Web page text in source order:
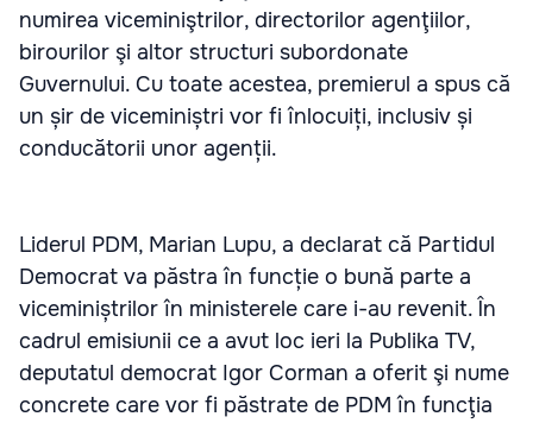
numirea viceminiştrilor, directorilor agenţiilor,
birourilor şi altor structuri subordonate
Guvernului. Cu toate acestea, premierul a spus că
un șir de viceminiștri vor fi înlocuiți, inclusiv și
conducătorii unor agenții.
Liderul PDM, Marian Lupu, a declarat că Partidul
Democrat va păstra în funcție o bună parte a
viceminiștrilor în ministerele care i-au revenit. În
cadrul emisiunii ce a avut loc ieri la Publika TV,
deputatul democrat Igor Corman a oferit şi nume
concrete care vor fi păstrate de PDM în funcţia